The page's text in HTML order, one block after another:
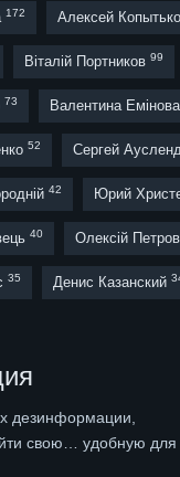
172 Алексей Копытько
Віталій Портников 99
73 Валентина Емінова
52 Сергей
42 Юрий
40 Олексій Петров
35 Денис Казанский
дезинформации,
свою… удобную для